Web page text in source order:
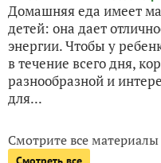
Домашняя еда имеет
детей: она дает
энергии. Чтобы у
в течение всего дня,
разнообразной и
для...
Смотрите все материалы